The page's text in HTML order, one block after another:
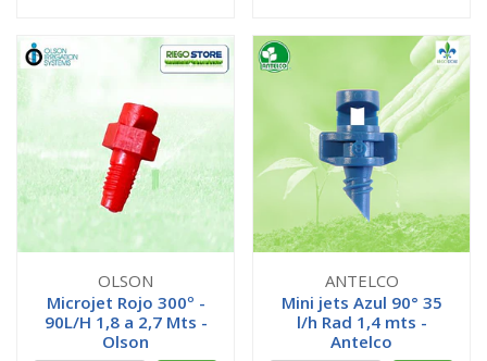
OLSON
Microjet Rojo 300º -
90L/H 1,8 a 2,7 Mts -
Olson
ANTELCO
Mini jets Azul 90° 35
l/h Rad 1,4 mts -
Antelco